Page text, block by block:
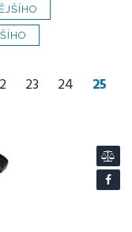
video telefon
telefon
ručka
23 24 25